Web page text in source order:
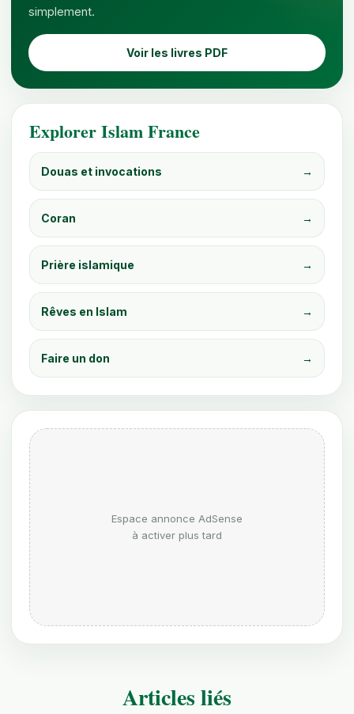
simplement.
Voir les livres PDF
Explorer Islam France
Douas et invocations →
Coran →
Prière islamique →
Rêves en Islam →
Faire un don →
Espace annonce AdSense
à activer plus tard
Articles liés